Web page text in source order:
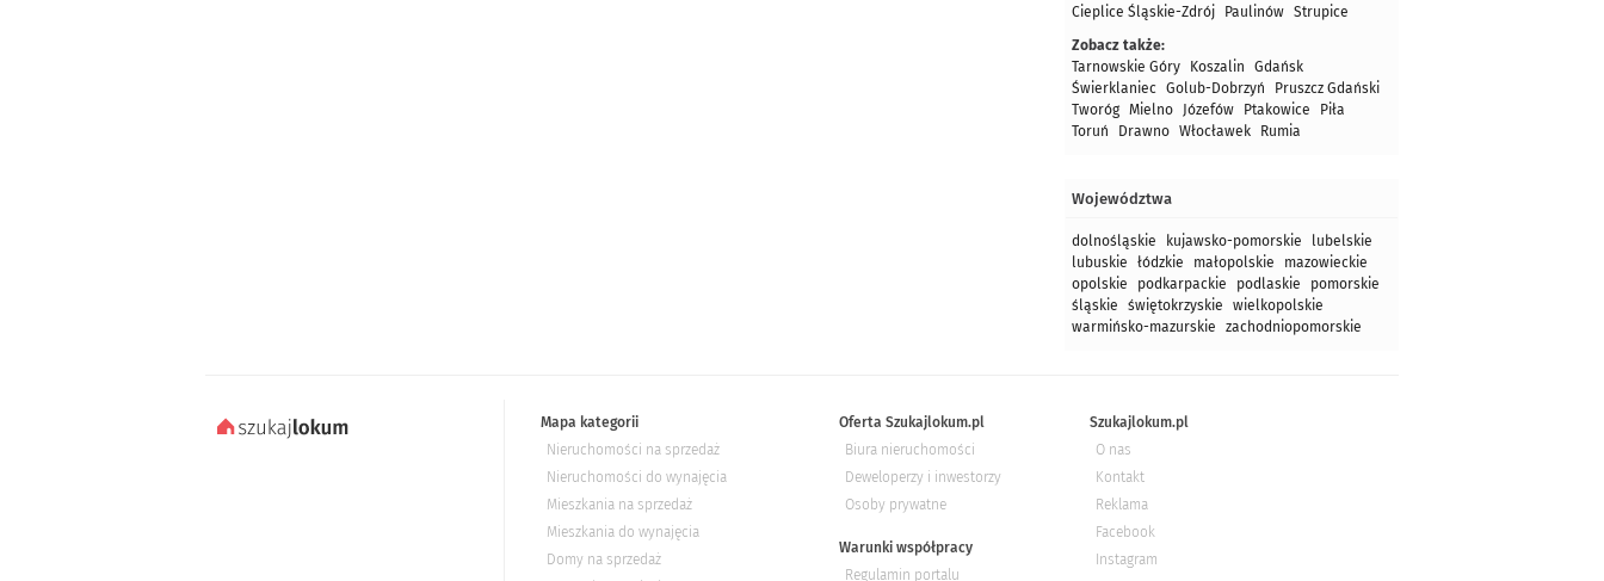
Cieplice Śląskie-Zdrój
Paulinów Strupice
Zobacz także:
Tarnowskie Góry
Koszalin
Gdańsk
Świerklaniec Golub-Dobrzyń
Pruszcz Gdański
Tworóg Mielno Józefów Ptakowice
Piła
Toruń
Drawno Włocławek Rumia
Województwa
dolnośląskie kujawsko-pomorskie
lubelskie
lubuskie
łódzkie małopolskie
mazowieckie
opolskie
podkarpackie podlaskie
pomorskie
śląskie
świętokrzyskie
wielkopolskie
warmińsko-mazurskie
zachodniopomorskie
Mapa kategorii
Nieruchomości na sprzedaż
Nieruchomości do wynajęcia
Mieszkania na sprzedaż
Mieszkania do wynajęcia
Domy na sprzedaż
Oferta Szukajlokum.pl
Biura nieruchomości
Deweloperzy i inwestorzy
Osoby prywatne
Warunki współpracy
Regulamin portalu
Szukajlokum.pl
O nas
Kontakt
Reklama
Facebook
Instagram